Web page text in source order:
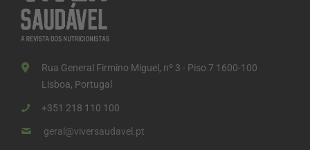
Rua General Firmino Miguel, nº 3 - Piso 7 1600-100
Lisboa, Portugal
+351 218 110 100
geral@viversaudavel.pt